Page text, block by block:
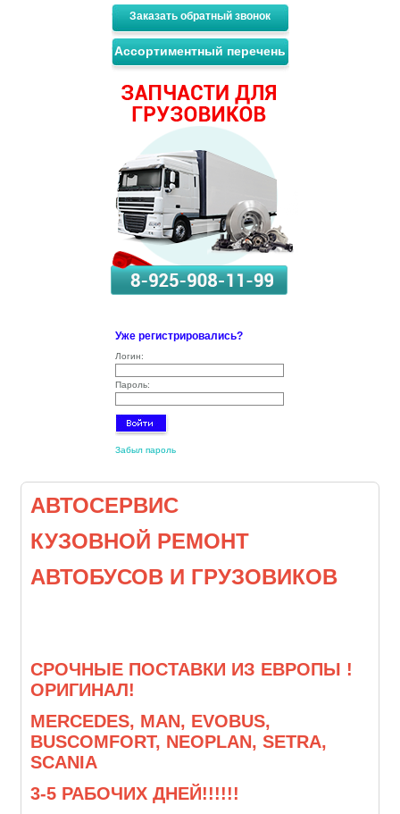
Заказать обратный звонок
Ассортиментный перечень
Уже регистрировались?
Логин:
Пароль:
Забыл пароль
АВТОСЕРВИС
КУЗОВНОЙ РЕМОНТ
АВТОБУСОВ И ГРУЗОВИКОВ
СРОЧНЫЕ ПОСТАВКИ ИЗ ЕВРОПЫ !
ОРИГИНАЛ!
MERCEDES, MAN, EVOBUS,
BUSCOMFORT, NEOPLAN, SETRA,
SCANIA
3-5 РАБОЧИХ ДНЕЙ!!!!!!